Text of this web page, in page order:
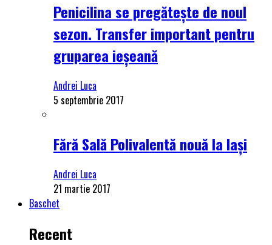
Penicilina se pregătește de noul
sezon. Transfer important pentru
gruparea ieșeană
Andrei Luca
5 septembrie 2017
Fără Sală Polivalentă nouă la Iași
Andrei Luca
21 martie 2017
Baschet
Recent